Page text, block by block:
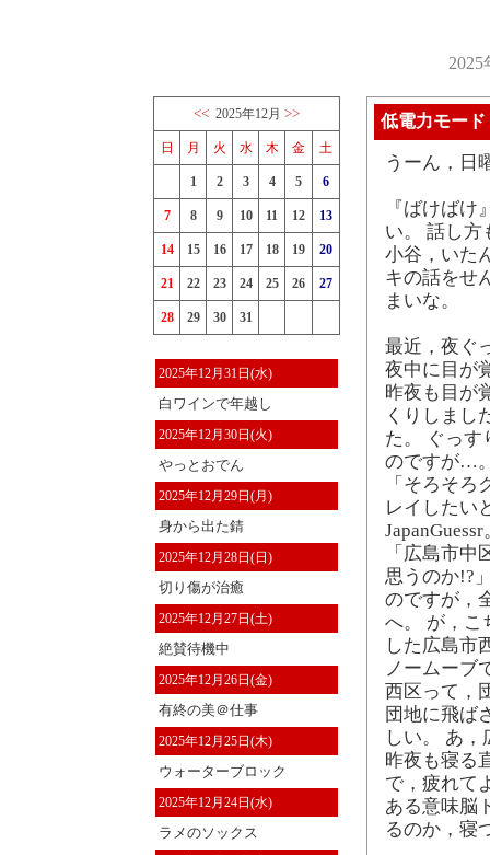
<< 2025年12月 >>
日 月 火 水 木 金 土
1 2 3 4 5 6
7 8 9 10 11 12 13
14 15 16 17 18 19 20
21 22 23 24 25 26 27
28 29 30 31
2025年12月31日(水)
白ワインで年越し
2025年12月30日(火)
やっとおでん
2025年12月29日(月)
身から出た錆
2025年12月28日(日)
切り傷が治癒
2025年12月27日(土)
絶賛待機中
2025年12月26日(金)
有終の美＠仕事
2025年12月25日(木)
ウォーターブロック
2025年12月24日(水)
ラメのソックス
低電力モード
うーん，日
『ばけば
い。 話し方
小谷，いた
キの話をせ
まいな。
最近，夜ぐ
夜中に目が
昨夜も目が
くりしまし
た。 ぐっす
のですが…
「そろそろ
レイしたい
JapanGuessr
「広島市
思うのか!?
のですが，
へ。 が，こ
した広島市
ノームーブ
西区って，
団地に飛ば
しい。 あ
昨夜も寝る
で，疲れて
ある意味脳
るのか，寝